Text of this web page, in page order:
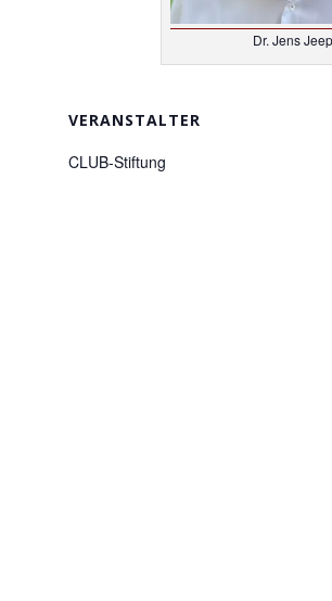
Dr. Jens Jeep
VERANSTALTER
CLUB-Stiftung